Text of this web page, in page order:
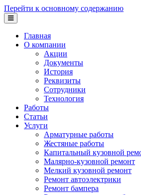
Перейти к основному содержанию
Главная
О компании
Акции
Документы
История
Реквизиты
Сотрудники
Технология
Работы
Статьи
Услуги
Арматурные работы
Жестяные работы
Капитальный кузовной
Малярно-кузовной ремонт
Мелкий кузовной ремонт
Ремонт автоэлектрики
Ремонт бампера